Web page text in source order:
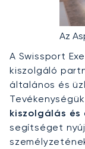
Az
A Swissport
kiszolgáló
általános és
kiszolgálás
segítséget